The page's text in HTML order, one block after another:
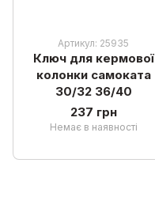
Артикул: 25935
Ключ для кермової
колонки самоката
30/32 36/40
237 грн
Немає в наявності